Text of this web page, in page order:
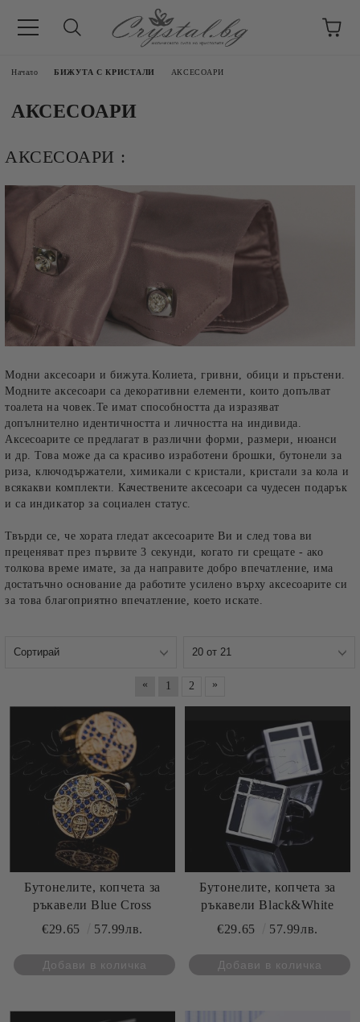
Начало БИЖУТА С КРИСТАЛИ АКСЕСОАРИ
АКСЕСОАРИ
АКСЕСОАРИ :
Модни аксесоари и бижута.Колиета, гривни, обици и пръстени.
Модните аксесоари са декоративни елементи, които допълват
тоалета на човек.Те имат способността да изразяват
допълнително идентичността и личността на индивида.
Аксесоарите се предлагат в различни форми, размери, нюанси
и др. Това може да са красиво изработени брошки, бутонели за
риза, ключодържатели, химикали с кристали, кристали за кола и
всякакви комплекти. Качествените аксесоари са чудесен подарък
и са индикатор за социален статус.
Твърди се, че хората гледат аксесоарите Ви и след това ви
преценяват през първите 3 секунди, когато ги срещате - ако
толкова време имате, за да направите добро впечатление, има
достатъчно основание да работите усилено върху аксесоарите си
за това благоприятно впечатление, което искате.
« 1 2 »
Бутонелите, копчета за
ръкавели Blue Cross
€29.65
57.99лв.
Бутонелите, копчета за
ръкавели Black&White
€29.65
57.99лв.